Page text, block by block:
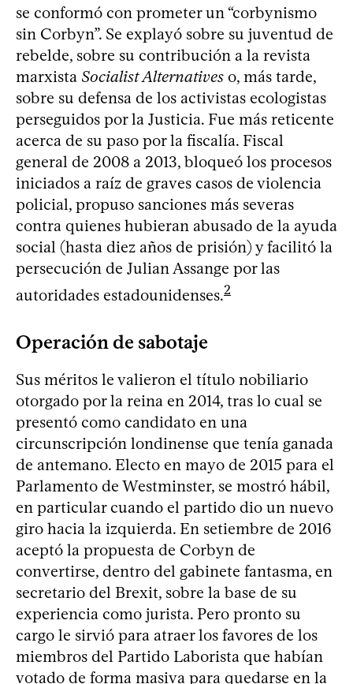
se conformó con prometer un “corbynismo
sin Corbyn”. Se explayó sobre su juventud de
rebelde, sobre su contribución a la revista
marxista Socialist Alternatives o, más tarde,
sobre su defensa de los activistas ecologistas
perseguidos por la Justicia. Fue más reticente
acerca de su paso por la fiscalía. Fiscal
general de 2008 a 2013, bloqueó los procesos
iniciados a raíz de graves casos de violencia
policial, propuso sanciones más severas
contra quienes hubieran abusado de la ayuda
social (hasta diez años de prisión) y facilitó la
persecución de Julian Assange por las
autoridades estadounidenses.2
Operación de sabotaje
Sus méritos le valieron el título nobiliario
otorgado por la reina en 2014, tras lo cual se
presentó como candidato en una
circunscripción londinense que tenía ganada
de antemano. Electo en mayo de 2015 para el
Parlamento de Westminster, se mostró hábil,
en particular cuando el partido dio un nuevo
giro hacia la izquierda. En setiembre de 2016
aceptó la propuesta de Corbyn de
convertirse, dentro del gabinete fantasma, en
secretario del Brexit, sobre la base de su
experiencia como jurista. Pero pronto su
cargo le sirvió para atraer los favores de los
miembros del Partido Laborista que habían
votado de forma masiva para quedarse en la